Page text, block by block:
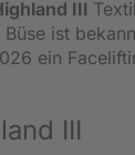
III
ist
ein
III